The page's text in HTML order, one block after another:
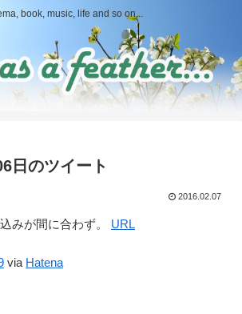
book, music, life and so on...
日のツイート
2016.02.07
みが間に合わず。 URL
via Hatena